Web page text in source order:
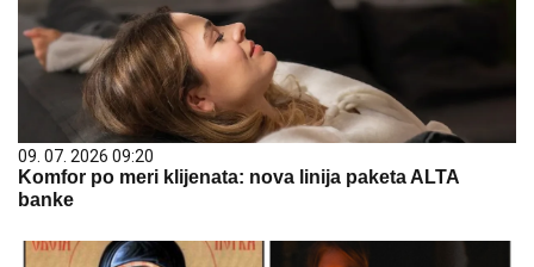
09. 07. 2026 09:20
Komfor po meri klijenata: nova linija paketa ALTA
banke